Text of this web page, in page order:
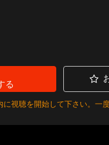
る
に視聴を開始して下さい。一